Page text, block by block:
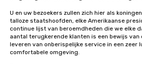
U en uw bezoekers zullen zich hier als
talloze staatshoofden, elke Amerikaanse
continue lijst van beroemdheden die we elke
aantal terugkerende klanten is een bewijs
leveren van onberispelijke service in een zeer
comfortabele omgeving.